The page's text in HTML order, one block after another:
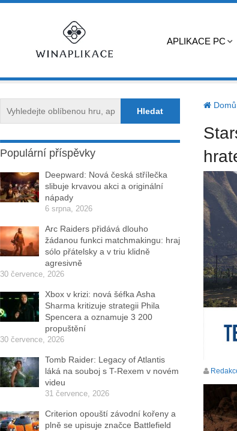
APLIKACE PC
Domů
Populární příspěvky
Deepward: Nová česká střílečka
slibuje krvavou akci a originální
nápady
6 srpna, 2026
Arc Raiders přidává dlouho
žádanou funkci matchmakingu: hraj
sólo přátelsky a v triu klidně
agresivně
30 července, 2026
Xbox v krizi: nová šéfka Asha
Sharma kritizuje strategii Phila
Spencera a oznamuje 3 200
propuštění
30 července, 2026
Tomb Raider: Legacy of Atlantis
láká na souboj s T-Rexem v novém
videu
31 července, 2026
Criterion opouští závodní kořeny a
plně se upisuje značce Battlefield